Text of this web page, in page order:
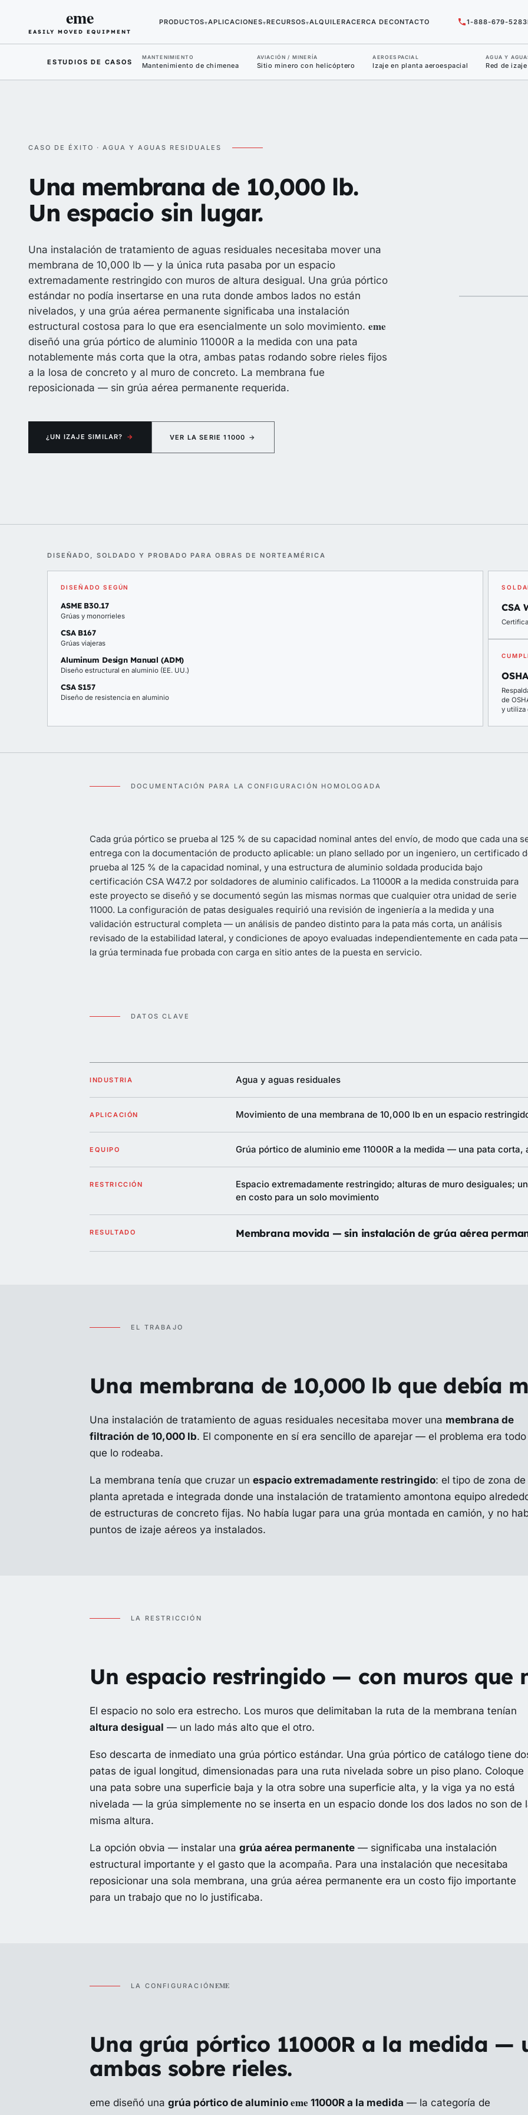
eme
EASILY MOVED EQUIPMENT
PRODUCTOS▾APLICACIONES▾RECURSOS▾ALQUILERACERCA DECONTACTO 1-888-679-5283
ESTUDIOS DE CASOS
MANTENIMIENTO
Mantenimiento de chimenea
AVIACIÓN / MINERÍA
Sitio minero con helicóptero
AEROESPACIAL
Izaje en planta aeroespacial
AGUA Y
Red de
CASO DE ÉXITO · AGUA Y AGUAS RESIDUALES
Una membrana de 10,000 lb.
Un espacio sin lugar.
Una instalación de tratamiento de aguas residuales necesitaba mover una
membrana de 10,000 lb — y la única ruta pasaba por un espacio
extremadamente restringido con muros de altura desigual. Una grúa pórtico
estándar no podía insertarse en una ruta donde ambos lados no están
nivelados, y una grúa aérea permanente significaba una instalación
estructural costosa para lo que era esencialmente un solo movimiento. eme
diseñó una grúa pórtico de aluminio 11000R a la medida con una pata
notablemente más corta que la otra, ambas patas rodando sobre rieles fijos
a la losa de concreto y al muro de concreto. La membrana fue
reposicionada — sin grúa aérea permanente requerida.
¿UN IZAJE SIMILAR? → VER LA SERIE 11000 →
DISEÑADO, SOLDADO Y PROBADO PARA OBRAS DE NORTEAMÉRICA
DISEÑADO SEGÚN
ASME B30.17
Grúas y monorrieles
CSA B167
Grúas viajeras
Aluminum Design Manual (ADM)
Diseño estructural en aluminio (EE. UU.)
CSA S157
Diseño de resistencia en aluminio
CSA
de
y utiliza
DOCUMENTACIÓN PARA LA CONFIGURACIÓN HOMOLOGADA
Cada grúa pórtico se prueba al 125 % de su capacidad nominal antes del envío, de modo que cada una
entrega con la documentación de producto aplicable: un plano sellado por un ingeniero, un certificado
prueba al 125 % de la capacidad nominal, y una estructura de aluminio soldada producida bajo
certificación CSA W47.2 por soldadores de aluminio calificados. La 11000R a la medida construida para
este proyecto se diseñó y se documentó según las mismas normas que cualquier otra unidad de serie
11000. La configuración de patas desiguales requirió una revisión de ingeniería a la medida y una
validación estructural completa — un análisis de pandeo distinto para la pata más corta, un análisis
revisado de la estabilidad lateral, y condiciones de apoyo evaluadas independientemente en cada pata
la grúa terminada fue probada con carga en sitio antes de la puesta en servicio.
DATOS CLAVE
INDUSTRIA Agua y aguas residuales
APLICACIÓN Movimiento de una membrana de 10,000 lb en un espacio
EQUIPO Grúa pórtico de aluminio eme 11000R a la medida — una pata
RESTRICCIÓN
Espacio extremadamente restringido; alturas de muro desiguales;
en costo para un solo movimiento
RESULTADO Membrana movida — sin instalación de grúa aérea
EL TRABAJO
Una membrana de 10,000 lb que debía
Una instalación de tratamiento de aguas residuales necesitaba mover una membrana de
filtración de 10,000 lb. El componente en sí era sencillo de aparejar — el problema era
que lo rodeaba.
La membrana tenía que cruzar un espacio extremadamente restringido: el tipo de zona de
planta apretada e integrada donde una instalación de tratamiento amontona equipo
de estructuras de concreto fijas. No había lugar para una grúa montada en camión, y no
puntos de izaje aéreos ya instalados.
LA RESTRICCIÓN
Un espacio restringido — con muros que
El espacio no solo era estrecho. Los muros que delimitaban la ruta de la membrana tenían
altura desigual — un lado más alto que el otro.
Eso descarta de inmediato una grúa pórtico estándar. Una grúa pórtico de catálogo tiene
patas de igual longitud, dimensionadas para una ruta nivelada sobre un piso plano. Coloque
una pata sobre una superficie baja y la otra sobre una superficie alta, y la viga ya no está
nivelada — la grúa simplemente no se inserta en un espacio donde los dos lados no son de
misma altura.
La opción obvia — instalar una grúa aérea permanente — significaba una instalación
estructural importante y el gasto que la acompaña. Para una instalación que necesitaba
reposicionar una sola membrana, una grúa aérea permanente era un costo fijo importante
para un trabajo que no lo justificaba.
LA CONFIGURACIÓNEME
Una grúa pórtico 11000R a la medida —
ambas sobre rieles.
eme diseñó una grúa pórtico de aluminio eme 11000R a la medida — la categoría de